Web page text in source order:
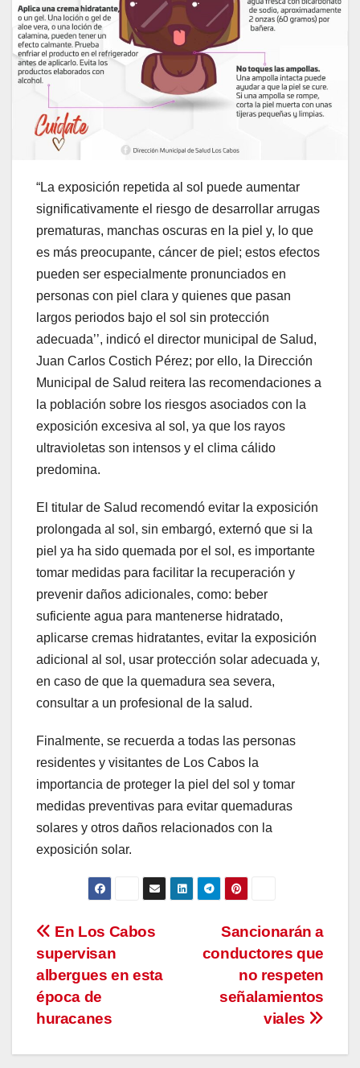
“La exposición repetida al sol puede aumentar
significativamente el riesgo de desarrollar arrugas
prematuras, manchas oscuras en la piel y, lo que
es más preocupante, cáncer de piel; estos efectos
pueden ser especialmente pronunciados en
personas con piel clara y quienes que pasan
largos periodos bajo el sol sin protección
adecuada’’, indicó el director municipal de Salud,
Juan Carlos Costich Pérez; por ello, la Dirección
Municipal de Salud reitera las recomendaciones a
la población sobre los riesgos asociados con la
exposición excesiva al sol, ya que los rayos
ultravioletas son intensos y el clima cálido
predomina.
El titular de Salud recomendó evitar la exposición
prolongada al sol, sin embargó, externó que si la
piel ya ha sido quemada por el sol, es importante
tomar medidas para facilitar la recuperación y
prevenir daños adicionales, como: beber
suficiente agua para mantenerse hidratado,
aplicarse cremas hidratantes, evitar la exposición
adicional al sol, usar protección solar adecuada y,
en caso de que la quemadura sea severa,
consultar a un profesional de la salud.
Finalmente, se recuerda a todas las personas
residentes y visitantes de Los Cabos la
importancia de proteger la piel del sol y tomar
medidas preventivas para evitar quemaduras
solares y otros daños relacionados con la
exposición solar.
Navegación
de
entradas
Sancionarán a
conductores que
no respeten
señalamientos
viales
En Los Cabos
supervisan
albergues en esta
época de
huracanes